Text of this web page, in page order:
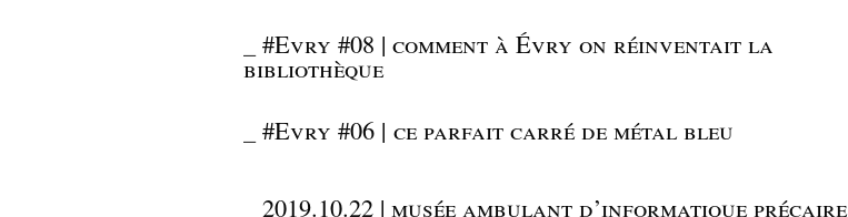
#Evry #08 | comment à Évry on réinventait la
bibliothèque
#Evry #06 | ce parfait carré de métal bleu
2019.10.22 | musée ambulant d’informatique précaire